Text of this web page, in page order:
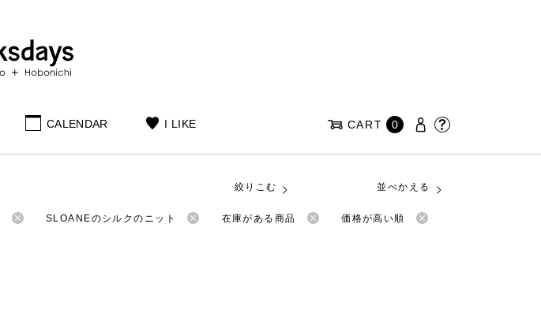
CALENDAR I LIKE CART 0
絞りこむ 並べかえる
SLOANEのシルクのニット 在庫がある商品 価格が高い順